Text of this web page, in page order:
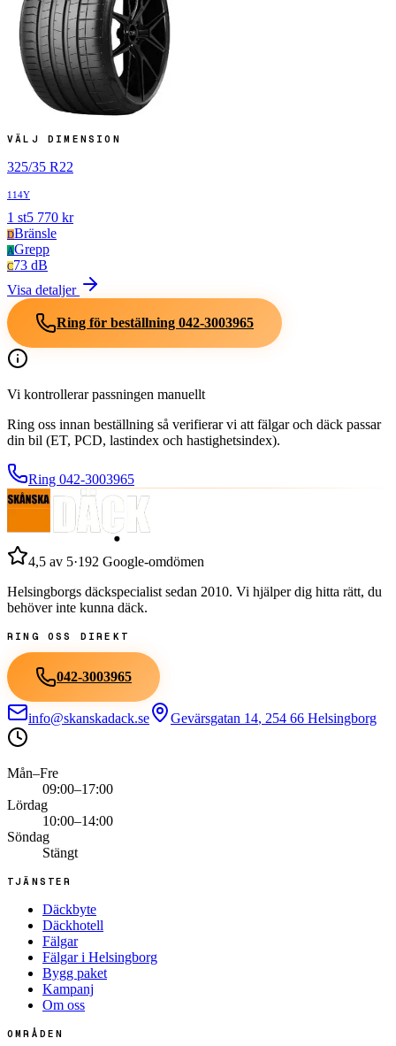
VÄLJ DIMENSION
325/35 R22
114Y
1 st5 770 kr
DBränsle
AGrepp
C73 dB
Visa detaljer
Ring för beställning 042-3003965
Vi kontrollerar passningen manuellt
Ring oss innan beställning så verifierar vi att fälgar och däck passar
din bil (ET, PCD, lastindex och hastighetsindex).
Ring 042-3003965
4,5 av 5·192 Google-omdömen
Helsingborgs däckspecialist sedan 2010. Vi hjälper dig hitta rätt, du
behöver inte kunna däck.
RING OSS DIREKT
042-3003965
info@skanskadack.se Gevärsgatan 14, 254 66 Helsingborg
Mån–Fre
09:00–17:00
Lördag
10:00–14:00
Söndag
Stängt
TJÄNSTER
Däckbyte
Däckhotell
Fälgar
Fälgar i Helsingborg
Bygg paket
Kampanj
Om oss
OMRÅDEN